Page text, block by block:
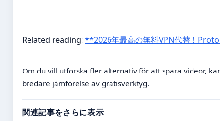
Related reading:**2026年最高の無料VPN代替！
Om du vill utforska fler alternativ för att spara videor,
bredare jämförelse av gratisverktyg.
関連記事をさらに表示